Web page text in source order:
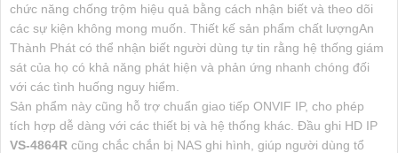
chức năng chống trộm hiệu quả bằng cách nhận biết và theo dõi
các sự kiện không mong muốn. Thiết kế sản phẩm chất lượngAn
Thành Phát có thể nhận biết người dùng tự tin rằng hệ thống giám
sát của họ có khả năng phát hiện và phản ứng nhanh chóng đối
với các tình huống nguy hiểm.
Sản phẩm này cũng hỗ trợ chuẩn giao tiếp ONVIF IP, cho phép
tích hợp dễ dàng với các thiết bị và hệ thống khác. Đầu ghi HD IP
VS-4864R cũng chắc chắn bị NAS ghi hình, giúp người dùng tổ